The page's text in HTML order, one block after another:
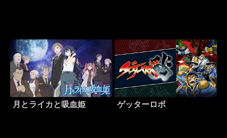
月とライカと吸血姫 ゲッターロボ